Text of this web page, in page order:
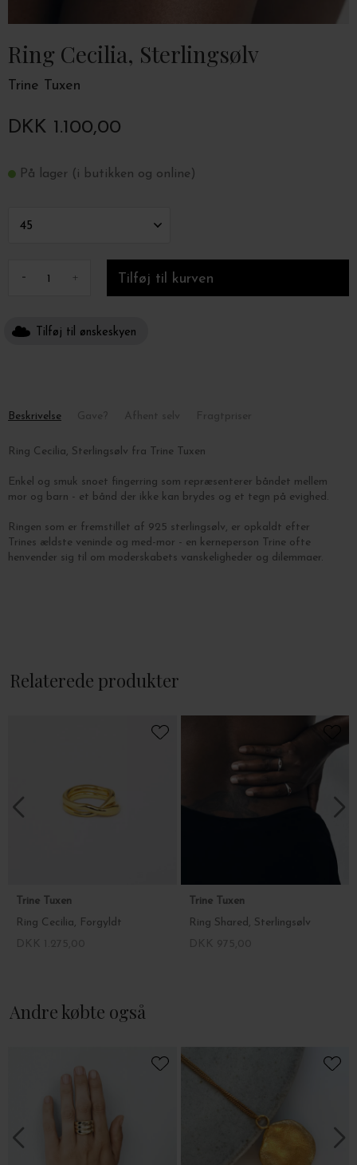
Ring Cecilia, Sterlingsølv
Trine Tuxen
DKK 1.100,00
På lager (i butikken og online)
- +
Tilføj til ønskeskyen
Beskrivelse
Ring Cecilia, Sterlingsølv fra Trine Tuxen
Enkel og smuk snoet fingerring som repræsenterer båndet mellem
mor og barn - et bånd der ikke kan brydes og et tegn på evighed.
Ringen som er fremstillet af 925 sterlingsølv, er opkaldt efter
Trines ældste veninde og med-mor - en kerneperson Trine ofte
henvender sig til om moderskabets vanskeligheder og dilemmaer.
Relaterede produkter
Trine Tuxen
Ring Cecilia, Forgyldt
Trine Tuxen
Ring Shared, Sterlingsølv
Andre købte også